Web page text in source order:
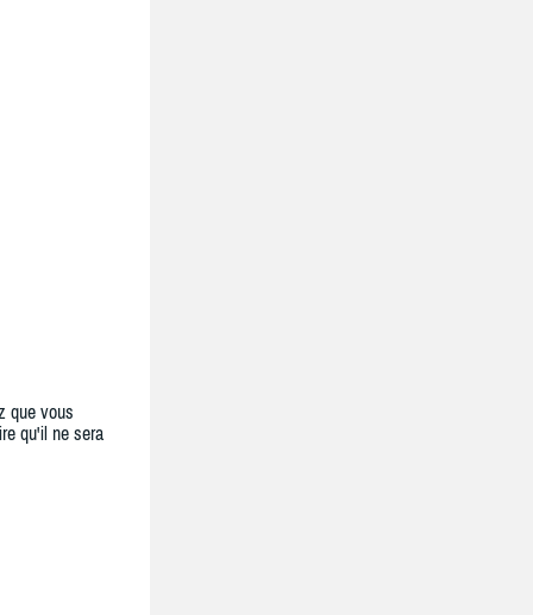
que vous
qu'il ne sera